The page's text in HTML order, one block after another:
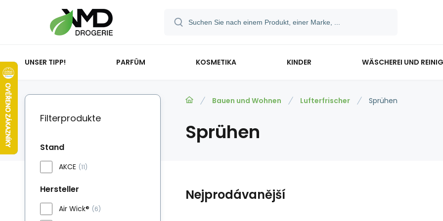
UNSER TIPP! PARFÜM KOSMETIKA KINDER WÄSCHEREI UND
Bauen und Wohnen Lufterfrischer Sprühen
Sprühen
Nejprodávanější
Filterprodukte
Stand
AKCE (11)
Hersteller
Air Wick® (6)